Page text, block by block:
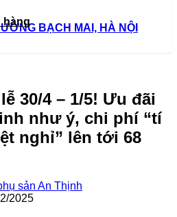
BẠCH MAI, HÀ NỘI
hàng
30/4 – 1/5! Ưu đãi
như ý, chi phí “tí
nghỉ” lên tới 68
sản An Thịnh
2025